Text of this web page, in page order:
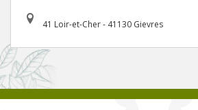
41 Loir-et-Cher - 41130 Gievres